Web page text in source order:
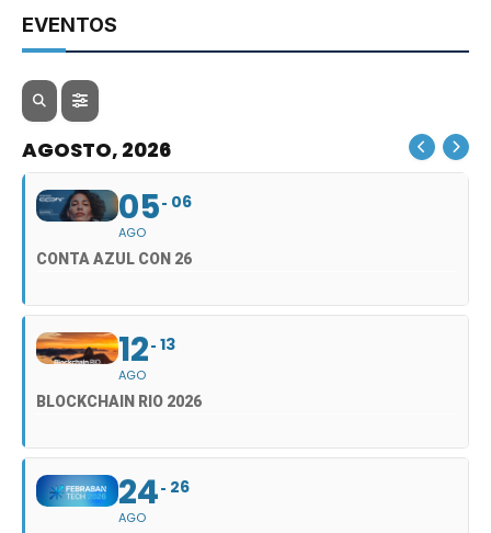
EVENTOS
AGOSTO, 2026
05
AGO
06
CONTA AZUL CON 26
12
AGO
13
BLOCKCHAIN RIO 2026
24
AGO
26